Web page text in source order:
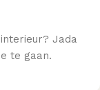
Jada
te gaan.